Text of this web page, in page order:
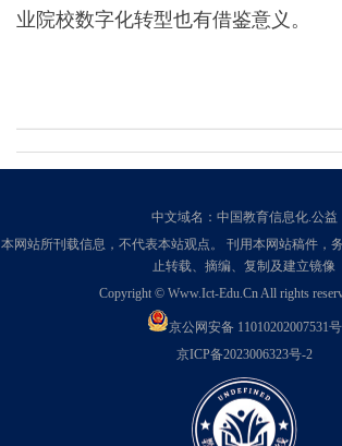
业院校数字化转型也有借鉴意义。
中文域名：中国教育信息化.公益
本网站所刊载信息，不代表本站观点。 刊用本网站稿件，
止转载、摘编、复制及建立镜像
Copyright © Www.Ict-Edu.Cn All rights
京公网安备 11010202007531号
京ICP备2023006323号-2